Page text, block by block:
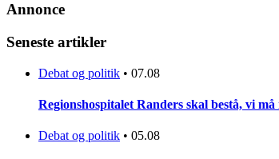
Annonce
Seneste artikler
Debat og politik • 07.08
Regionshospitalet Randers skal bestå, vi
Debat og politik • 05.08